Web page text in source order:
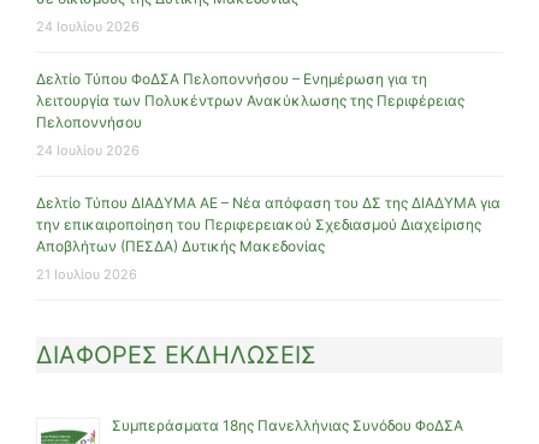
24 Ιουλίου 2026
Δελτίο Τύπου ΦοΔΣΑ Πελοποννήσου – Ενημέρωση για τη
λειτουργία των Πολυκέντρων Ανακύκλωσης της Περιφέρειας
Πελοποννήσου
24 Ιουλίου 2026
Δελτίο Τύπου ΔΙΑΔΥΜΑ ΑΕ – Νέα απόφαση του ΔΣ της ΔΙΑΔΥΜΑ για
την επικαιροποίηση του Περιφερειακού Σχεδιασμού Διαχείρισης
Αποβλήτων (ΠΕΣΔΑ) Δυτικής Μακεδονίας
21 Ιουλίου 2026
ΔΙΑΦΟΡΕΣ ΕΚΔΗΛΩΣΕΙΣ
Συμπεράσματα 18ης Πανελλήνιας Συνόδου ΦοΔΣΑ